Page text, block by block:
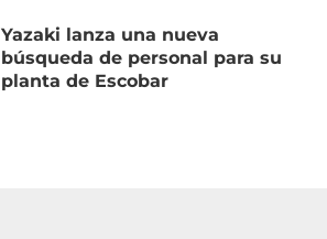
Yazaki lanza una nueva
búsqueda de personal para su
planta de Escobar